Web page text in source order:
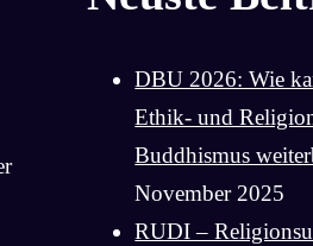
DBU 2026: Wie
Ethik- und
Buddhismus
November 2025
RUDI –